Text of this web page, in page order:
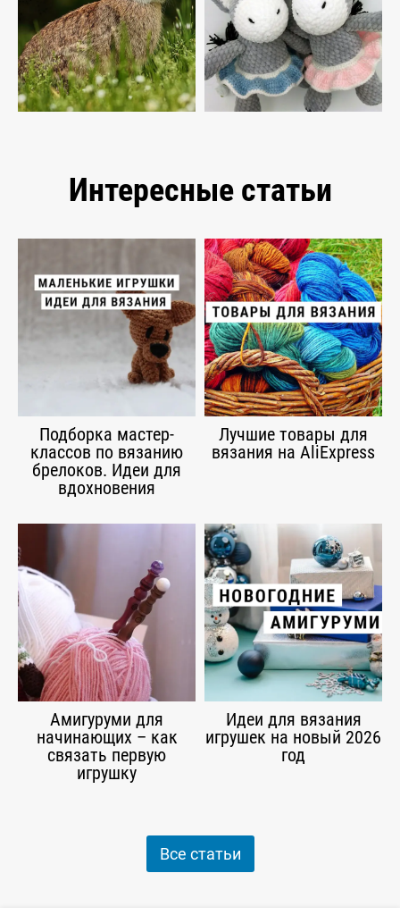
Интересные статьи
Подборка мастер-
классов по вязанию
брелоков. Идеи для
вдохновения
Лучшие товары для
вязания на AliExpress
Амигуруми для
начинающих – как
связать первую
игрушку
Идеи для вязания
игрушек на новый 2026
год
Все статьи